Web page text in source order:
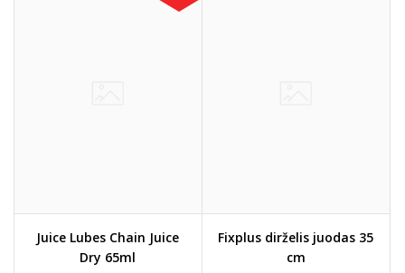
Juice Lubes Chain Juice
Dry 65ml
Fixplus dirželis juodas 35
cm